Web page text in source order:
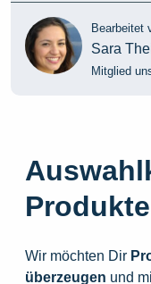
Bearbeitet
Sara
Mitglied
Produkte
Wir möchten Dir
überzeugen und